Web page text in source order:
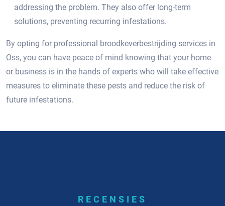
addressing the problem. They also offer long-term
solutions, preventing recurring infestations.​
By opting for professional broodkeverbestrijding services in
Oss, you can have peace of mind knowing that your home
or business is in the hands of experts who will take effective
measures to eliminate these pests and reduce the risk of
future infestations.​
RECENSIES